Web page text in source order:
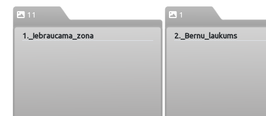
11
1._Iebraucama_zona
1
2._Bernu_laukums